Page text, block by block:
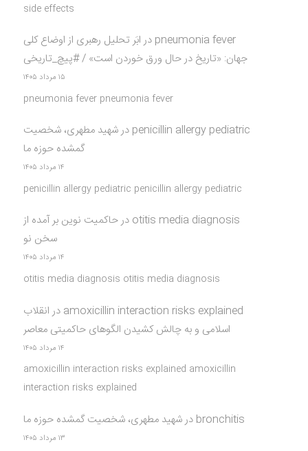
side effects
pneumonia fever درابَر تحلیل رهبری از اوضاع کلی
جهان: «تاریخ در حال ورق خوردن است» / #پیچ_تاریخی
۱۵ مرداد ۱۴۰۵
pneumonia fever pneumonia fever
penicillin allergy pediatric درشهید مطهری، شخصیت
گمشده حوزه ما
۱۴ مرداد ۱۴۰۵
penicillin allergy pediatric penicillin allergy pediatric
otitis media diagnosis درحاکمیت نوین بر آمده از
سخن نو
۱۴ مرداد ۱۴۰۵
otitis media diagnosis otitis media diagnosis
amoxicillin interaction risks explained در انقلاب
اسلامی و به چالش کشیدن الگوهای حاکمیتی معاصر
۱۴ مرداد ۱۴۰۵
amoxicillin interaction risks explained amoxicillin
interaction risks explained
bronchitis درشهید مطهری، شخصیت گمشده حوزه ما
۱۳ مرداد ۱۴۰۵